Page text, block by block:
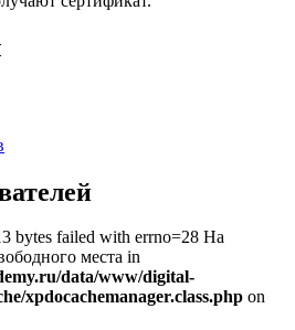
bytes failed with errno=28 На
места in
data/www/digital-
xpdocachemanager.class.php on